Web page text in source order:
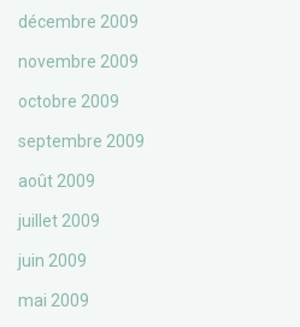
décembre 2009
novembre 2009
octobre 2009
septembre 2009
août 2009
juillet 2009
juin 2009
mai 2009